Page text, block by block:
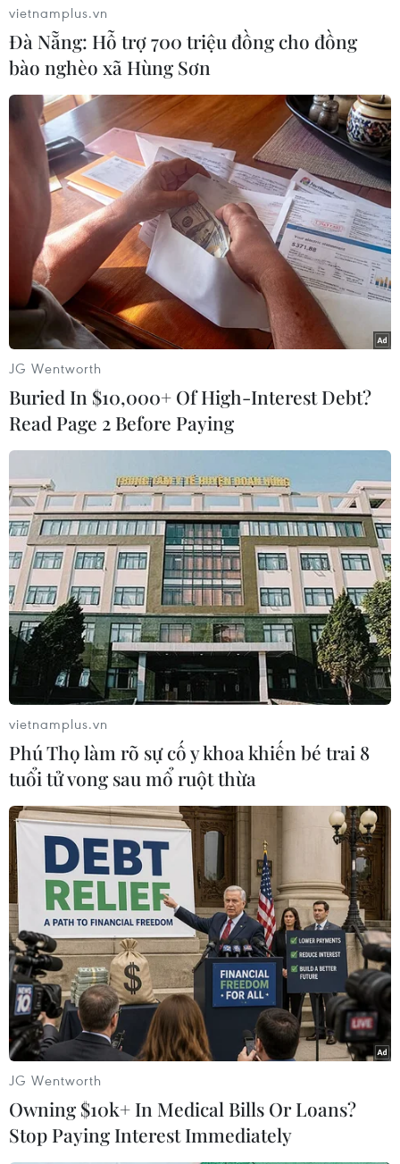
Dù tuyển Việt Nam nhập cuộc tự tin, song không thể chơi sòng
phẳng và có nhiều cơ hội nguy hiểm trước Nhật Bản. (Ảnh:
PV/Vietnam+)
Đẳng cấp chính là điểm khác biệt lớn nhất giữa hai đội. Nhật
Bản chỉ cần tận dụng tốt một cơ hội từ ngôi sao sáng nhất, tiền
đạo Minamino để có thể ghi bàn. (Ảnh: PV/Vietnam+)
Từ một pha bóng tăng tốc, ngôi sao đang chơi bóng cho
Liverpool dễ dàng loại bỏ hậu vệ Việt Nam, sau đó căng ngang
để đồng đội lập công. (Ảnh: PV/Vietnam+)
vietnamplus.vn
Đà Nẵng: Hỗ trợ 700 triệu đồng cho đồng
bào nghèo xã Hùng Sơn
JG Wentworth
Buried In $10,000+ Of High-Interest Debt?
Read Page 2 Before Paying
vietnamplus.vn
Phú Thọ làm rõ sự cố y khoa khiến bé trai 8
tuổi tử vong sau mổ ruột thừa
JG Wentworth
Owning $10k+ In Medical Bills Or Loans?
Stop Paying Interest Immediately